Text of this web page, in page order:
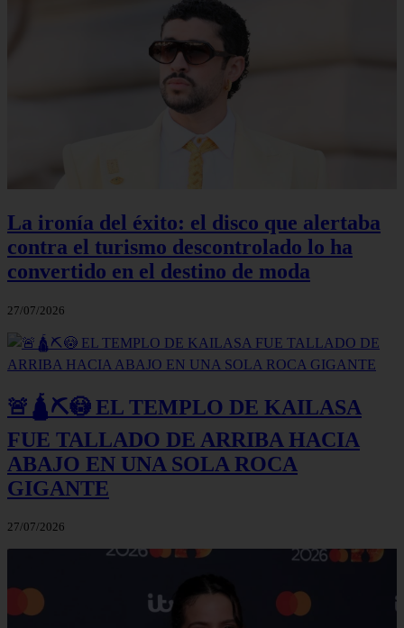
La ironía del éxito: el disco que alertaba
contra el turismo descontrolado lo ha
convertido en el destino de moda
27/07/2026
🚨🛕⛏️😳 EL TEMPLO DE KAILASA
FUE TALLADO DE ARRIBA HACIA
ABAJO EN UNA SOLA ROCA
GIGANTE
27/07/2026